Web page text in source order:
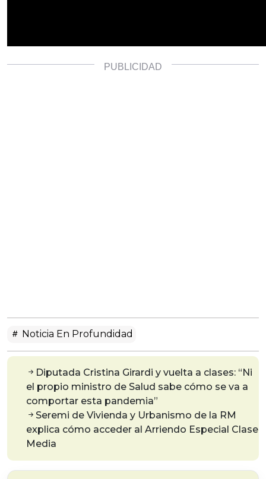
Noticia En Profundidad
Diputada Cristina Girardi y vuelta a clases: “Ni
el propio ministro de Salud sabe cómo se va a
comportar esta pandemia”
Seremi de Vivienda y Urbanismo de la RM
explica cómo acceder al Arriendo Especial Clase
Media